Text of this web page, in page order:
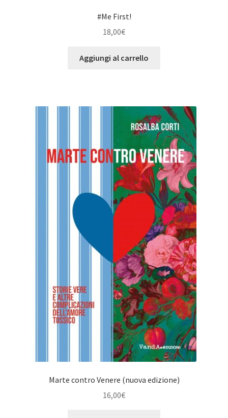
#Me First!
18,00€
Aggiungi al carrello
Marte contro Venere (nuova edizione)
16,00€